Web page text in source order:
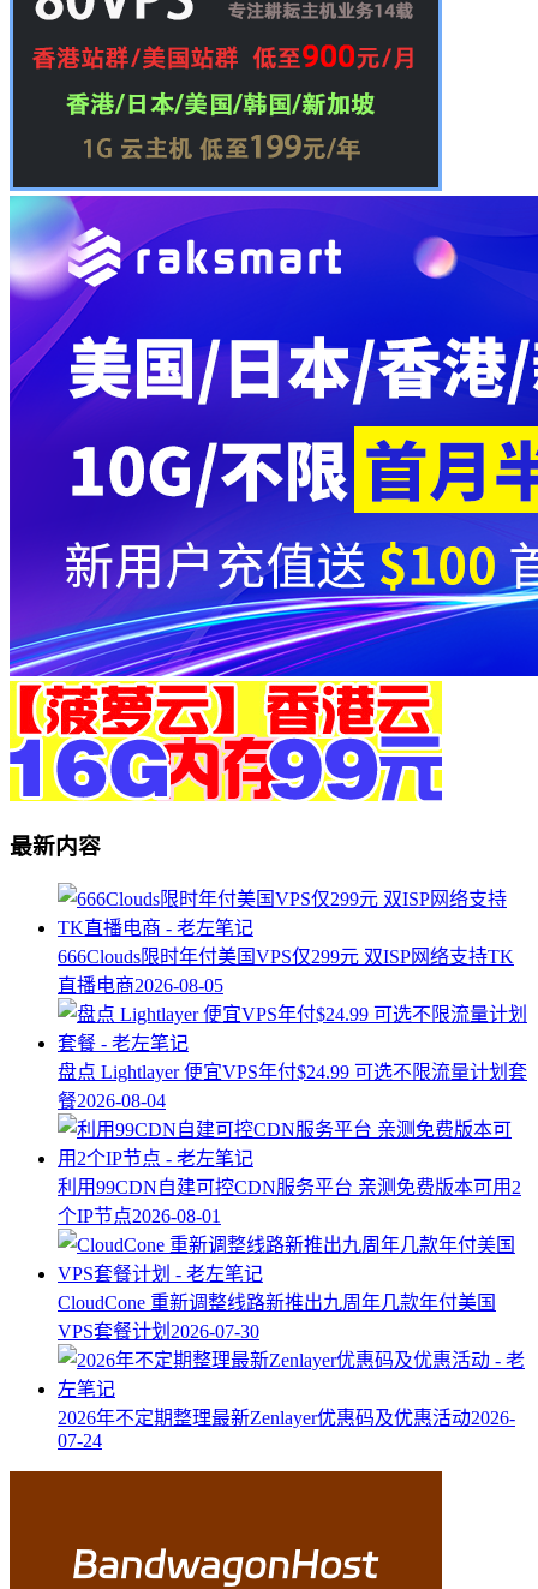
最新内容
666Clouds限时年付美国VPS仅299元 双ISP网络支持TK
直播电商2026-08-05
盘点 Lightlayer 便宜VPS年付$24.99 可选不限流量计划套
餐2026-08-04
利用99CDN自建可控CDN服务平台 亲测免费版本可用2
个IP节点2026-08-01
CloudCone 重新调整线路新推出九周年几款年付美国
VPS套餐计划 2026-07-30
2026年不定期整理最新Zenlayer优惠码及优惠活动2026-
07-24